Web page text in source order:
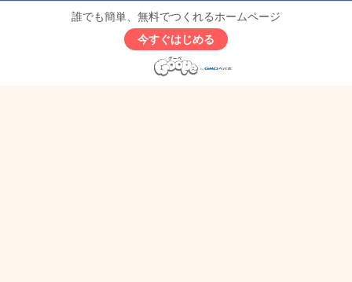
誰でも簡単、無料でつくれるホームページ
今すぐはじめる